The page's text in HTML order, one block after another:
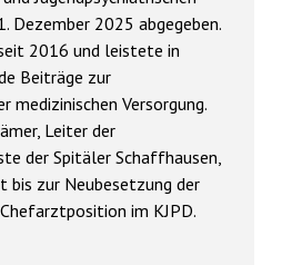
Dezember 2025 abgegeben.
2016 und leistete in
Beiträge zur
medizinischen Versorgung.
Leiter der
der Spitäler Schaffhausen,
zur Neubesetzung der
im KJPD.